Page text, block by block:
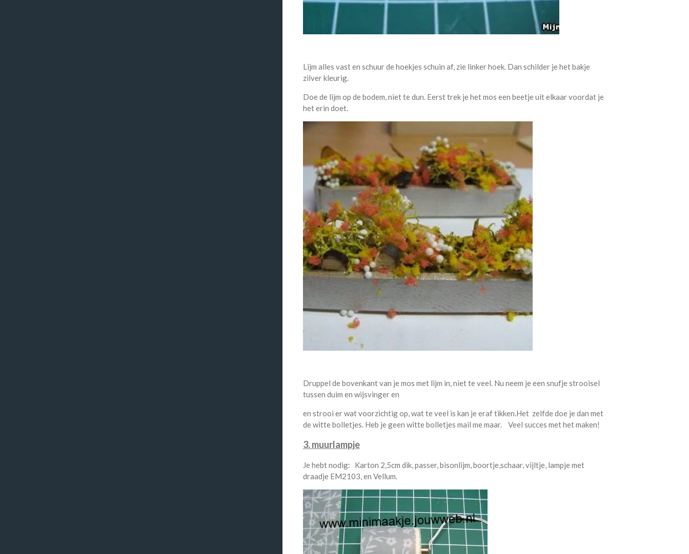
Lijm alles vast en schuur de hoekjes schuin af, zie linker hoek. Dan schilder je het bakje
zilver kleurig.
Doe de lijm op de bodem, niet te dun. Eerst trek je het mos een beetje uit elkaar voordat je
het erin doet.
Druppel de bovenkant van je mos met lijm in, niet te veel. Nu neem je een snufje strooisel
tussen duim en wijsvinger en
en strooi er wat voorzichtig op, wat te veel is kan je eraf tikken.Het zelfde doe je dan met
de witte bolletjes. Heb je geen witte bolletjes mail me maar. Veel succes met het maken!
3. muurlampje
Je hebt nodig: Karton 2,5cm dik, passer, bisonlijm, boortje,schaar, vijltje, lampje met
draadje EM2103, en Vellum.